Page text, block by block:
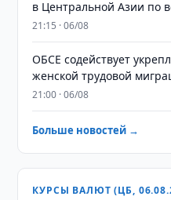
в Центральной Азии по
21:15 · 06/08
ОБСЕ содействует
женской трудовой
21:00 · 06/08
Больше новостей →
КУРСЫ ВАЛЮТ (ЦБ,